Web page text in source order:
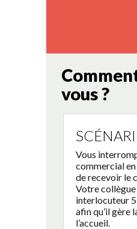
vous ?
Vous
commercial
de recevoir le
Votre collègue
interlocuteur
afin qu’il gère
l’accueil.